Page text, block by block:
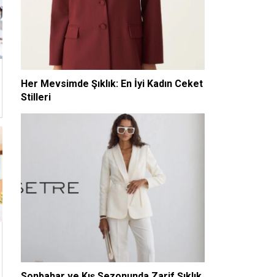
Her Mevsimde Şıklık: En İyi Kadın Ceket
Stilleri